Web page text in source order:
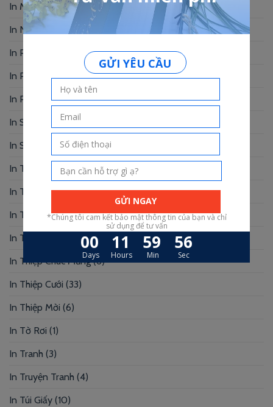
In Menu (92)
In Name Card
(49)
In Photobook
In Postcard(1)
In Profile
(1)
In Sổ Tay
(2)
In Standee – PP(2)
In Tag Treo
(7)
In Thẻ Bài (2)
In Thẻ Nhân Viên(3)
In Thẻ Nhựa
In Thiệp Chúc Mừng(6)
In Thiệp Cưới (33)
In Thiệp Mời (6)
In Tờ Rơi (1)
In Tranh (3)
In Truyện Tranh (4)
In Túi Giấy (10)